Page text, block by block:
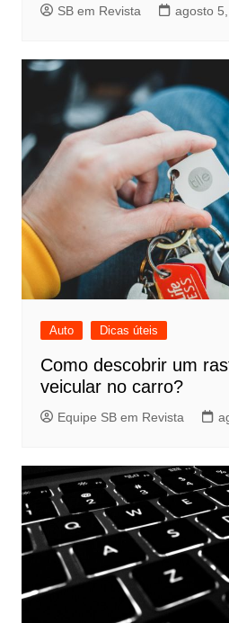
SB em Revista agosto
Auto Dicas úteis
Como descobrir um
veicular no carro?
Equipe SB em Revista